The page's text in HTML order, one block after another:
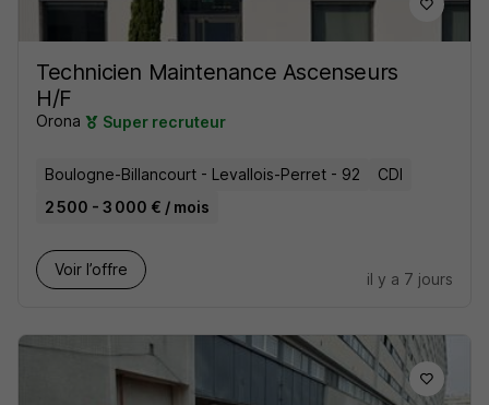
Technicien Maintenance Ascenseurs
H/F
Orona Super recruteur
Boulogne-Billancourt - Levallois-Perret - 92
CDI
2 500 - 3 000 € / mois
Voir l’offre
il y a 7 jours